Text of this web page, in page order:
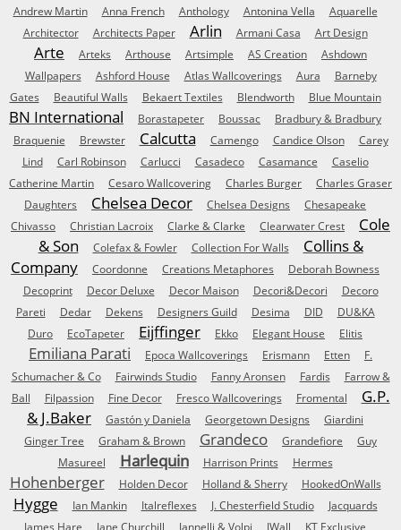
Andrew Martin
Anna French Anthology Antonina Vella
Aquarelle
Architector
Architects Paper Arlin Armani Casa Art Design
Arte Arteks Arthouse Artsimple AS Creation
Ashdown
Wallpapers
Ashford House Atlas Wallcoverings Aura
Barneby
Gates
Beautiful Walls Bekaert Textiles Blendworth Blue Mountain
BN International Borastapeter Boussac
Bradbury & Bradbury
Braquenie
Brewster Calcutta Camengo Candice Olson
Carey
Lind
Carl Robinson Carlucci Casadeco Casamance
Caselio
Catherine Martin
Cesaro Wallcovering Charles Burger
Charles Graser
Daughters
Chelsea Decor Chelsea Designs
Chesapeake
Chivasso
Christian Lacroix Clarke & Clarke Clearwater Crest
Cole
& Son
Colefax & Fowler Collection For Walls
Collins &
Company
Coordonne Creations Metaphores
Deborah Bowness
Decoprint
Decor Deluxe Decor Maison Decori&Decori
Decoro
Pareti
Dedar Dekens Designers Guild Desima DID
DU&KA
Duro
EcoTapeter Eijffinger Ekko Elegant House Elitis
Emiliana Parati Epoca Wallcoverings Erismann Etten
F.
Schumacher & Co
Fairwinds Studio Fanny Aronsen Fardis
Farrow &
Ball
Filpassion Fine Decor Fresco Wallcoverings Fromental
G.P.
& J.Baker
Gastón y Daniela Georgetown Designs
Giardini
Ginger Tree
Graham & Brown Grandeco Grandefiore
Guy
Masureel
Harlequin Harrison Prints Hermes
Hohenberger Holden Decor Holland & Sherry HookedOnWalls
Hygge Ian Mankin Italreflexes J. Chesterfield Studio
Jacquards
James Hare
Jane Churchill Jannelli & Volpi JWall
KT Exclusive